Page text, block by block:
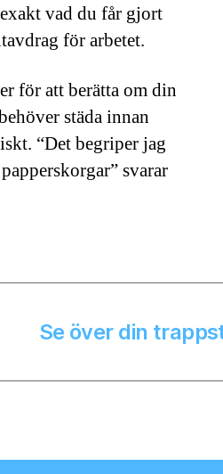
vad du får gjort
för arbetet.
för att berätta om din
städa innan
“Det begriper jag
svarar
Se över din